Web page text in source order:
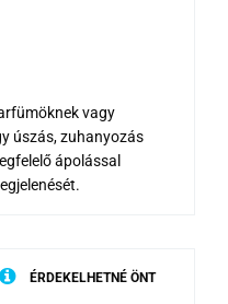
vagy
úszás, zuhanyozás
ápolással
ÉRDEKELHETNÉ ÖNT